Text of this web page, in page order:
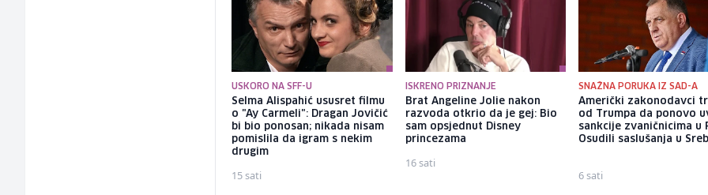
USKORO NA SFF-U
Selma Alispahić ususret filmu
o "Ay Carmeli": Dragan Jovičić
bi bio ponosan; nikada nisam
pomislila da igram s nekim
drugim
15 sati
ISKRENO PRIZNANJE
Brat Angeline Jolie nakon
razvoda otkrio da je gej: Bio
sam opsjednut Disney
princezama
16 sati
SNAŽNA PORUKA IZ SAD-A
Američki zakonodavci
od Trumpa da ponovo
sankcije zvaničnicima u
Osudili saslušanja u
6 sati